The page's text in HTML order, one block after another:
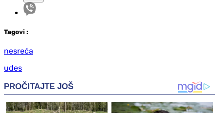
Tagovi :
nesreća
udes